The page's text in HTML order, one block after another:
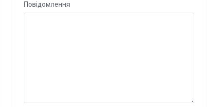
Повідомлення